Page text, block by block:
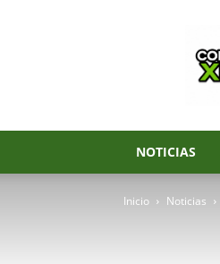
NOTICIAS
Inicio Noticias